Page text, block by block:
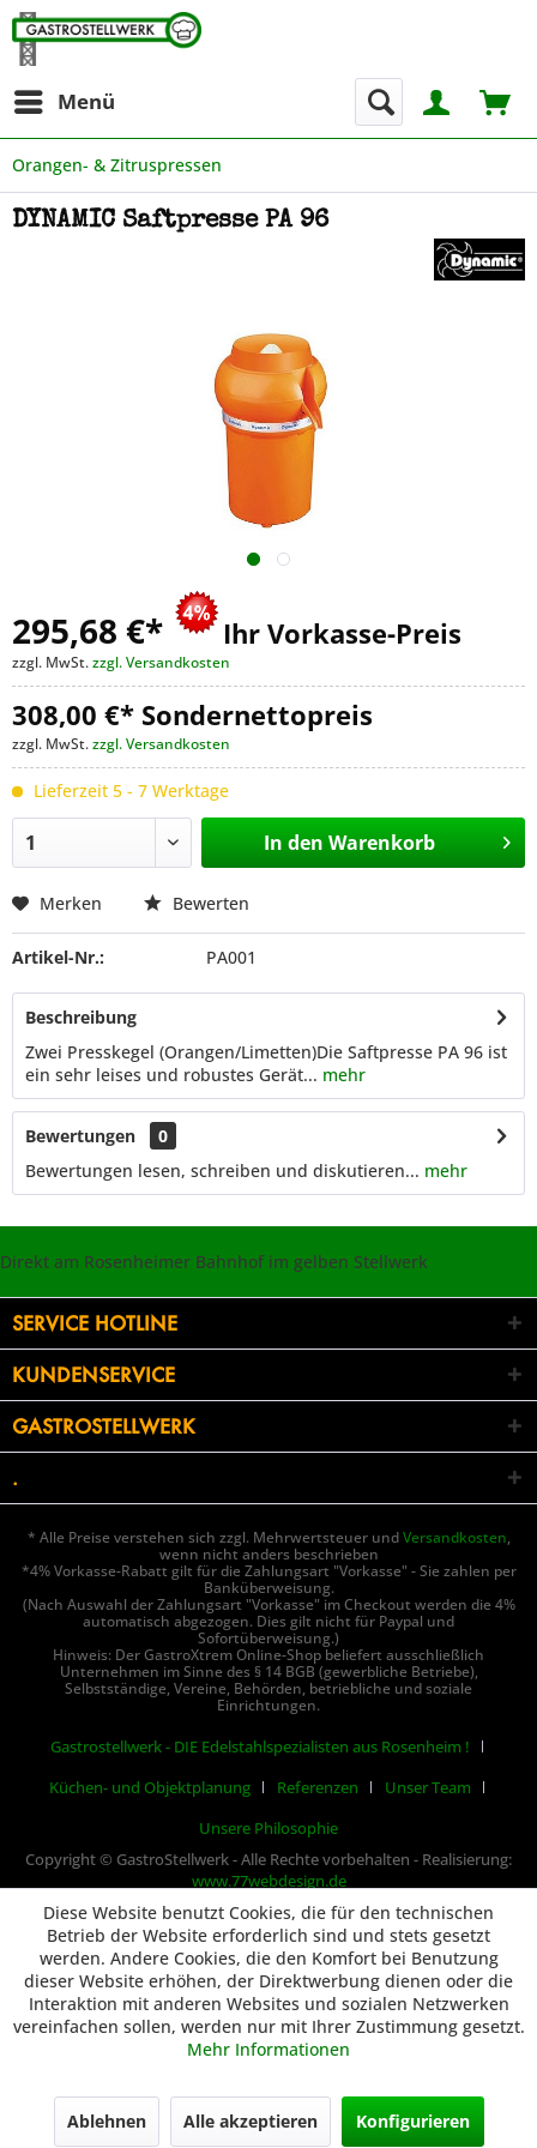
Menü
Orangen- & Zitruspressen
DYNAMIC Saftpresse PA 96
295,68 €* Ihr Vorkasse-Preis
zzgl. MwSt.zzgl. Versandkosten
308,00 €* Sondernettopreis
zzgl. MwSt.zzgl. Versandkosten
Lieferzeit 5 - 7 Werktage
In den Warenkorb
Merken Bewerten
Artikel-Nr.: PA001
Beschreibung
Zwei Presskegel (Orangen/Limetten)Die Saftpresse PA 96 ist
ein sehr leises und robustes Gerät... mehr
Bewertungen
0
Bewertungen lesen, schreiben und diskutieren... mehr
Direkt am Rosenheimer Bahnhof im gelben Stellwerk
SERVICE HOTLINE
KUNDENSERVICE
GASTROSTELLWERK
.
* Alle Preise verstehen sich zzgl. Mehrwertsteuer undVersandkosten,
wenn nicht anders beschrieben
*4% Vorkasse-Rabatt gilt für die Zahlungsart "Vorkasse" - Sie zahlen per
Banküberweisung.
(Nach Auswahl der Zahlungsart "Vorkasse" im Checkout werden die 4%
automatisch abgezogen. Dies gilt nicht für Paypal und
Sofortüberweisung.)
Hinweis: Der GastroXtrem Online-Shop beliefert ausschließlich
Unternehmen im Sinne des § 14 BGB (gewerbliche Betriebe),
Selbstständige, Vereine, Behörden, betriebliche und soziale
Einrichtungen.
Gastrostellwerk - DIE Edelstahlspezialisten aus Rosenheim !
Küchen- und Objektplanung
Referenzen
Unser Team
Unsere Philosophie
Copyright © GastroStellwerk - Alle Rechte vorbehalten - Realisierung:
www.77webdesign.de
Diese Website benutzt Cookies, die für den technischen
Betrieb der Website erforderlich sind und stets gesetzt
werden. Andere Cookies, die den Komfort bei Benutzung
dieser Website erhöhen, der Direktwerbung dienen oder die
Interaktion mit anderen Websites und sozialen Netzwerken
vereinfachen sollen, werden nur mit Ihrer Zustimmung gesetzt.
Mehr Informationen
Ablehnen Alle akzeptieren Konfigurieren